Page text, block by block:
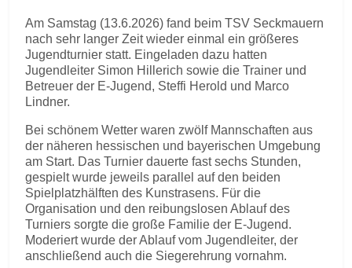
Am Samstag (13.6.2026) fand beim TSV Seckmauern
nach sehr langer Zeit wieder einmal ein größeres
Jugendturnier statt. Eingeladen dazu hatten
Jugendleiter Simon Hillerich sowie die Trainer und
Betreuer der E-Jugend, Steffi Herold und Marco
Lindner.
Bei schönem Wetter waren zwölf Mannschaften aus
der näheren hessischen und bayerischen Umgebung
am Start. Das Turnier dauerte fast sechs Stunden,
gespielt wurde jeweils parallel auf den beiden
Spielplatzhälften des Kunstrasens. Für die
Organisation und den reibungslosen Ablauf des
Turniers sorgte die große Familie der E-Jugend.
Moderiert wurde der Ablauf vom Jugendleiter, der
anschließend auch die Siegerehrung vornahm.